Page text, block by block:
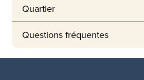
Quartier
Questions fréquentes